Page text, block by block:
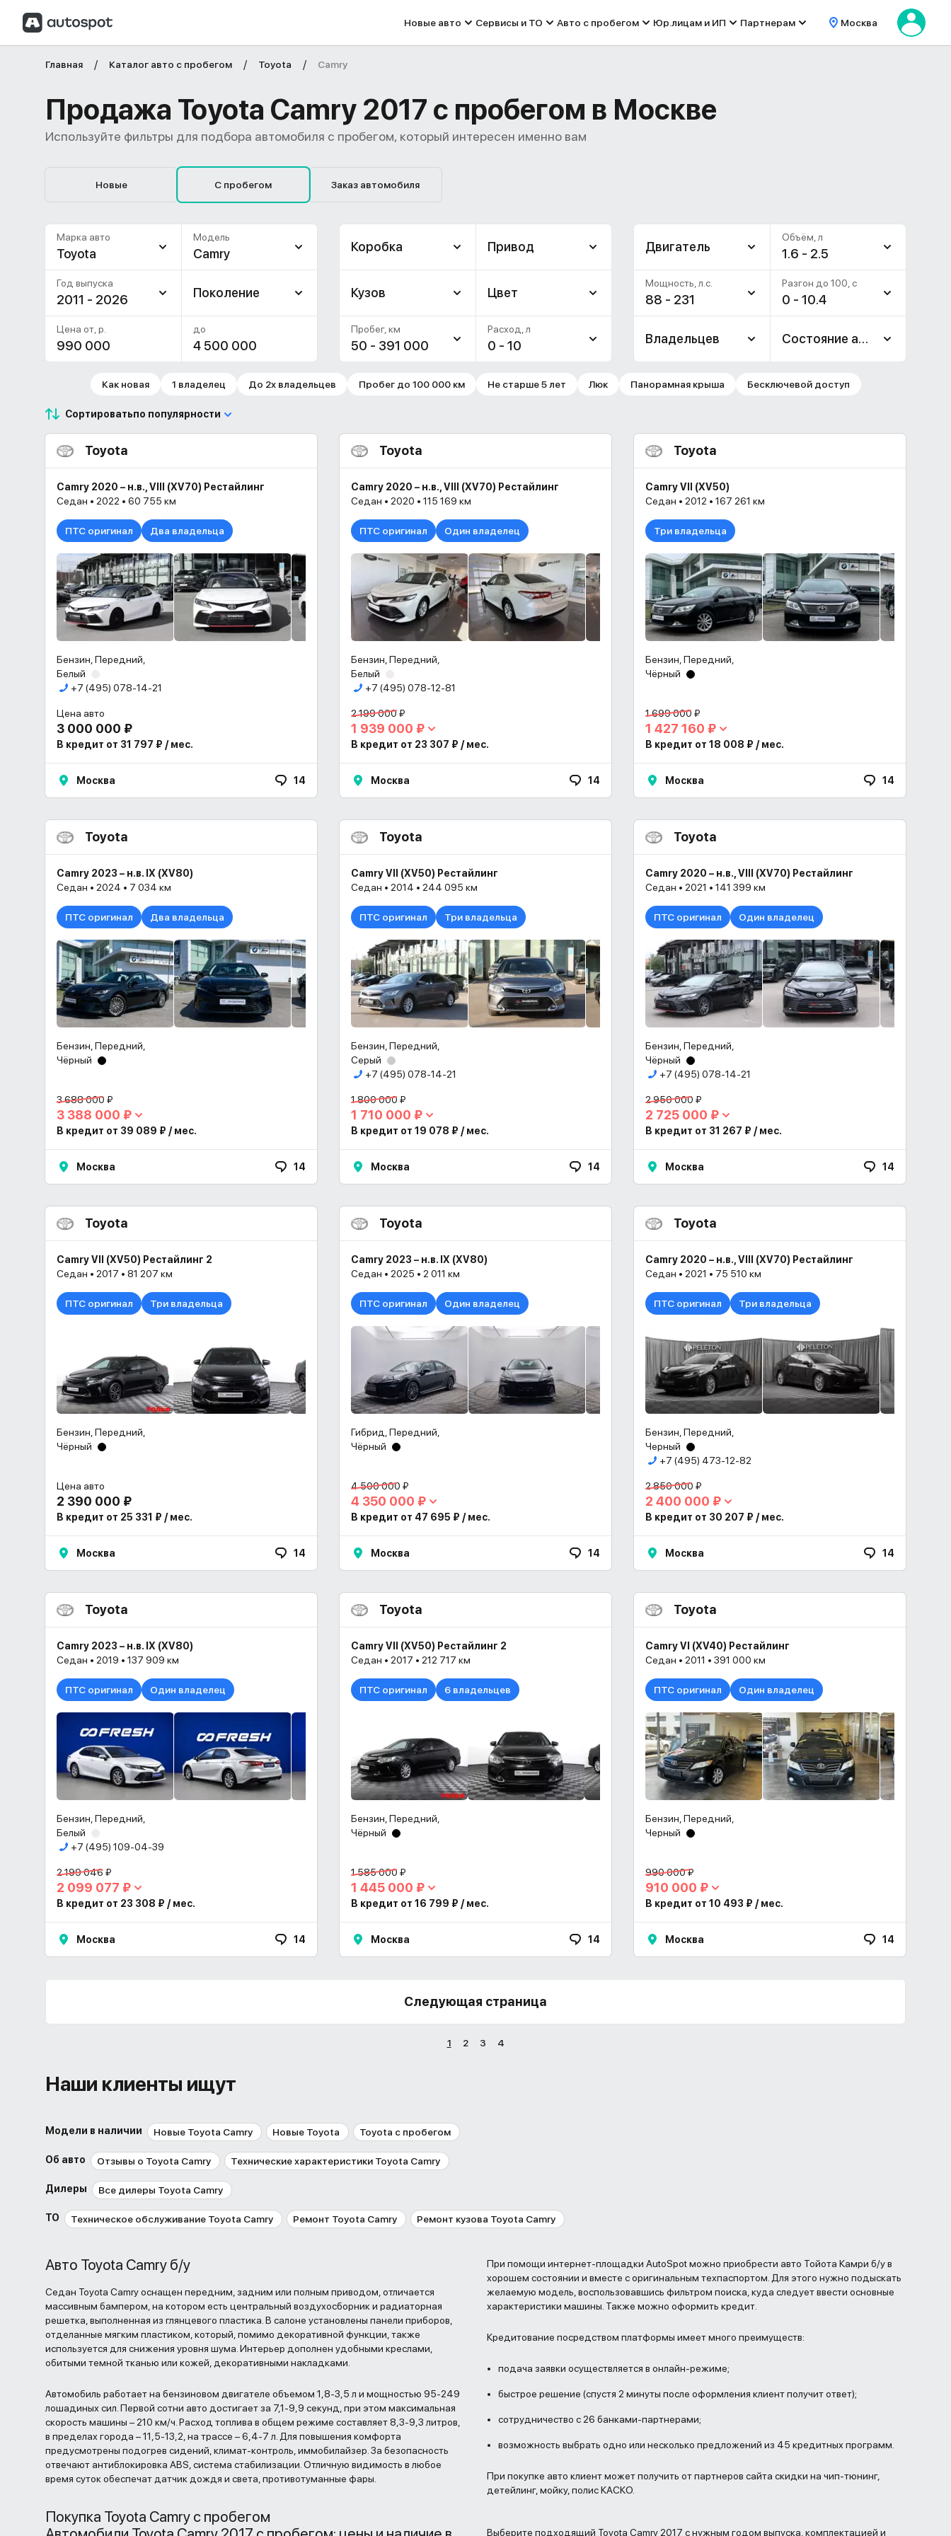
Новые авто Сервисы и ТО Авто с пробегом Юр.лицам и ИП Партнерам Москва
Главная Каталог авто с пробегом Toyota Camry
Продажа Toyota Camry 2017 с пробегом в Москве
Используйте фильтры для подбора автомобиля с пробегом, который интересен именно вам
Новые С пробегом Заказ автомобиля
Toyota
Марка авто
Camry
Модель
2011 - 2026
Год выпуска
Поколение
Цена от, р. до
Коробка Привод
Кузов Цвет
50 - 391 000
Пробег, км
0 - 10
Расход, л
Двигатель 1.6 - 2.5
Объём, л
88 - 231
Мощность, л.с.
0 - 10.4
Разгон до 100, c
Владельцев Состояние авто
Как новая 1 владелец До 2х владельцев Пробег до 100 000 км Не старше 5 лет Люк Панорамная крыша Бесключевой доступ
Сортироватьпо популярности
Toyota
Camry 2020 – н.в., VIII (XV70) Рестайлинг
Седан • 2022 • 60 755 км
ПТС оригинал Два владельца
Бензин, Передний,
Белый
+7 (495) 078-14-21
Цена авто
3 000 000 ₽
В кредит от 31 797 ₽ / мес.
Москва 14
Toyota
Camry 2020 – н.в., VIII (XV70) Рестайлинг
Седан • 2020 • 115 169 км
ПТС оригинал Один владелец
Бензин, Передний,
Белый
+7 (495) 078-12-81
2 199 000 ₽
1 939 000 ₽
В кредит от 23 307 ₽ / мес.
Москва 14
Toyota
Camry VII (XV50)
Седан • 2012 • 167 261 км
Три владельца
Бензин, Передний,
Чёрный
1 699 000 ₽
1 427 160 ₽
В кредит от 18 008 ₽ / мес.
Москва 14
Toyota
Camry 2023 – н.в. IX (XV80)
Седан • 2024 • 7 034 км
ПТС оригинал Два владельца
Бензин, Передний,
Чёрный
3 688 000 ₽
3 388 000 ₽
В кредит от 39 089 ₽ / мес.
Москва 14
Toyota
Camry VII (XV50) Рестайлинг
Седан • 2014 • 244 095 км
ПТС оригинал Три владельца
Бензин, Передний,
Серый
+7 (495) 078-14-21
1 800 000 ₽
1 710 000 ₽
В кредит от 19 078 ₽ / мес.
Москва 14
Toyota
Camry 2020 – н.в., VIII (XV70) Рестайлинг
Седан • 2021 • 141 399 км
ПТС оригинал Один владелец
Бензин, Передний,
Чёрный
+7 (495) 078-14-21
2 950 000 ₽
2 725 000 ₽
В кредит от 31 267 ₽ / мес.
Москва 14
Toyota
Camry VII (XV50) Рестайлинг 2
Седан • 2017 • 81 207 км
ПТС оригинал Три владельца
Бензин, Передний,
Чёрный
Цена авто
2 390 000 ₽
В кредит от 25 331 ₽ / мес.
Москва 14
Toyota
Camry 2023 – н.в. IX (XV80)
Седан • 2025 • 2 011 км
ПТС оригинал Один владелец
Гибрид, Передний,
Чёрный
4 500 000 ₽
4 350 000 ₽
В кредит от 47 695 ₽ / мес.
Москва 14
Toyota
Camry 2020 – н.в., VIII (XV70) Рестайлинг
Седан • 2021 • 75 510 км
ПТС оригинал Три владельца
Бензин, Передний,
Черный
+7 (495) 473-12-82
2 850 000 ₽
2 400 000 ₽
В кредит от 30 207 ₽ / мес.
Москва 14
Toyota
Camry 2023 – н.в. IX (XV80)
Седан • 2019 • 137 909 км
ПТС оригинал Один владелец
Бензин, Передний,
Белый
+7 (495) 109-04-39
2 199 046 ₽
2 099 077 ₽
В кредит от 23 308 ₽ / мес.
Москва 14
Toyota
Camry VII (XV50) Рестайлинг 2
Седан • 2017 • 212 717 км
ПТС оригинал 6 владельцев
Бензин, Передний,
Чёрный
1 585 000 ₽
1 445 000 ₽
В кредит от 16 799 ₽ / мес.
Москва 14
Toyota
Camry VI (XV40) Рестайлинг
Седан • 2011 • 391 000 км
ПТС оригинал Один владелец
Бензин, Передний,
Черный
990 000 ₽
910 000 ₽
В кредит от 10 493 ₽ / мес.
Москва 14
Следующая страница
1 2 3 4
Наши клиенты ищут
Модели в наличии Новые Toyota Camry Новые Toyota Toyota с пробегом
Об авто Отзывы о Toyota Camry Технические характеристики Toyota Camry
Дилеры Все дилеры Toyota Camry
ТО Техническое обслуживание Toyota Camry Ремонт Toyota Camry Ремонт кузова Toyota Camry
Авто Toyota Camry б/у
Седан Toyota Camry оснащен передним, задним или полным приводом, отличается
массивным бампером, на котором есть центральный воздухосборник и радиаторная
решетка, выполненная из глянцевого пластика. В салоне установлены панели приборов,
отделанные мягким пластиком, который, помимо декоративной функции, также
используется для снижения уровня шума. Интерьер дополнен удобными креслами,
обитыми темной тканью или кожей, декоративными накладками.
Автомобиль работает на бензиновом двигателе объемом 1,8-3,5 л и мощностью 95-249
лошадиных сил. Первой сотни авто достигает за 7,1-9,9 секунд, при этом максимальная
скорость машины – 210 км/ч. Расход топлива в общем режиме составляет 8,3-9,3 литров,
в пределах города – 11,5-13,2, на трассе – 6,4-7 л. Для повышения комфорта
предусмотрены подогрев сидений, климат-контроль, иммобилайзер. За безопасность
отвечают антиблокировка ABS, система стабилизации. Отличную видимость в любое
время суток обеспечат датчик дождя и света, противотуманные фары.
Покупка Toyota Camry с пробегом
При помощи интернет-площадки AutoSpot можно приобрести авто Тойота Камри б/у в
хорошем состоянии и вместе с оригинальным техпаспортом. Для этого нужно подыскать
желаемую модель, воспользовавшись фильтром поиска, куда следует ввести основные
характеристики машины. Также можно оформить кредит.
Кредитование посредством платформы имеет много преимуществ:
подача заявки осуществляется в онлайн-режиме;
быстрое решение (спустя 2 минуты после оформления клиент получит ответ);
сотрудничество с 26 банками-партнерами;
возможность выбрать одно или несколько предложений из 45 кредитных программ.
При покупке авто клиент может получить от партнеров сайта скидки на чип-тюнинг,
детейлинг, мойку, полис КАСКО.
Выберите подходящий Toyota Camry 2017 с нужным годом выпуска, комплектацией и